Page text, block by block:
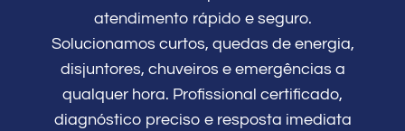
atendimento rápido e seguro.
Solucionamos curtos, quedas de energia,
disjuntores, chuveiros e emergências a
qualquer hora. Profissional certificado,
diagnóstico preciso e resposta imediata